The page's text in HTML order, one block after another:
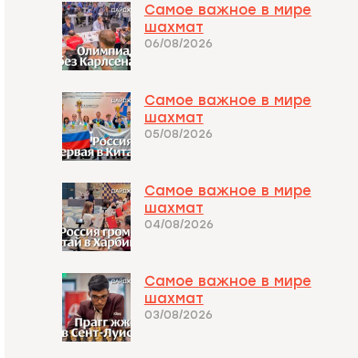
Самое важное в мире
шахмат
06/08/2026
Самое важное в мире
шахмат
05/08/2026
Самое важное в мире
шахмат
04/08/2026
Самое важное в мире
шахмат
03/08/2026